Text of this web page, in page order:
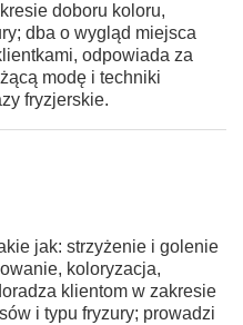
doboru koloru,
dba o wygląd miejsca
odpowiada za
modę i techniki
fryzjerskie.
jak: strzyżenie i golenie
koloryzacja,
klientom w zakresie
i typu fryzury; prowadzi